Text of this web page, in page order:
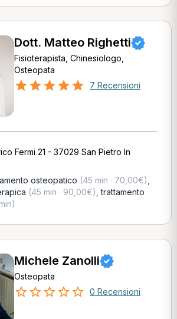
Dott. Matteo Righetti
Fisioterapista, Chinesiologo,
Osteopata
7 Recensioni
Fermi 21 - 37029 San Pietro In
osteopatico (45 min · 70,00€)
(45 min · 90,00€) ,trattamento
Michele Zanolli
Osteopata
0 Recensioni